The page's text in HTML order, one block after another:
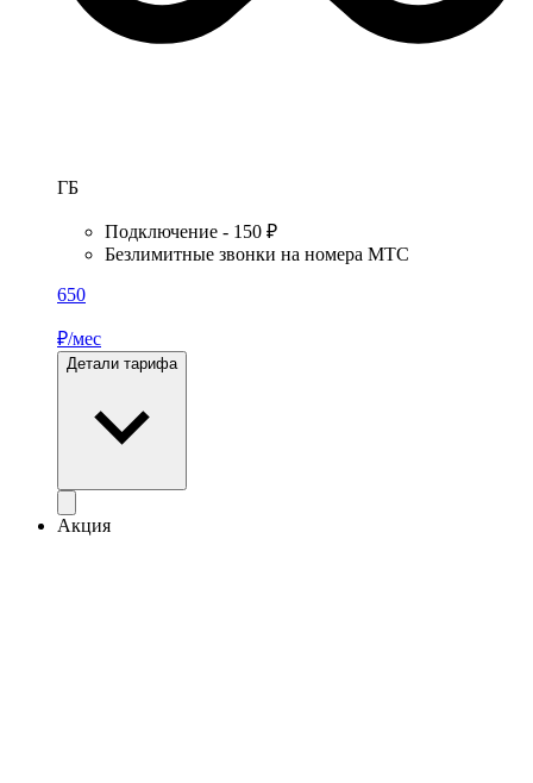
ГБ
Подключение - 150 ₽
Безлимитные звонки на номера МТС
650
₽/мес
Детали тарифа
Акция